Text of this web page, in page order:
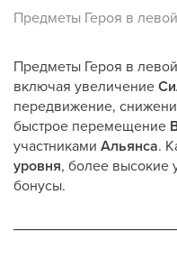
Предметы Героя в
Предметы Героя в
включая увеличение
передвижение,
быстрое перемещение
участниками Альянса.
уровня, более высокие
бонусы.